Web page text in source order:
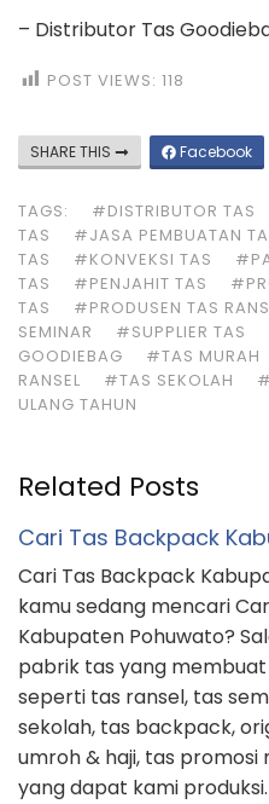
– Distributor Tas
POST VIEWS: 118
SHARE THIS Facebook
TAGS: #DISTRIBUTOR TAS
TAS
#JASA PEMBUATAN
TAS
#KONVEKSI TAS
TAS
#PENJAHIT TAS
TAS
#PRODUSEN TAS
SEMINAR
#SUPPLIER TAS
GOODIEBAG
#TAS MURAH
RANSEL
#TAS SEKOLAH
ULANG TAHUN
Related Posts
Cari Tas Backpack
Cari Tas Backpack
kamu sedang mencari
Kabupaten Pohuwato?
pabrik tas yang
seperti tas ransel, tas
sekolah, tas backpack,
umroh & haji, tas promosi
yang dapat kami produksi.